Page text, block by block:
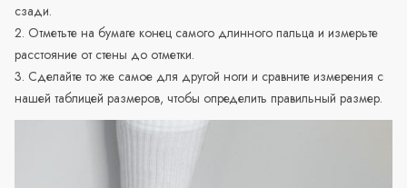
сзади.
2. Отметьте на бумаге конец самого длинного пальца и измерьте
расстояние от стены до отметки.
3. Сделайте то же самое для другой ноги и сравните измерения с
нашей таблицей размеров, чтобы определить правильный размер.